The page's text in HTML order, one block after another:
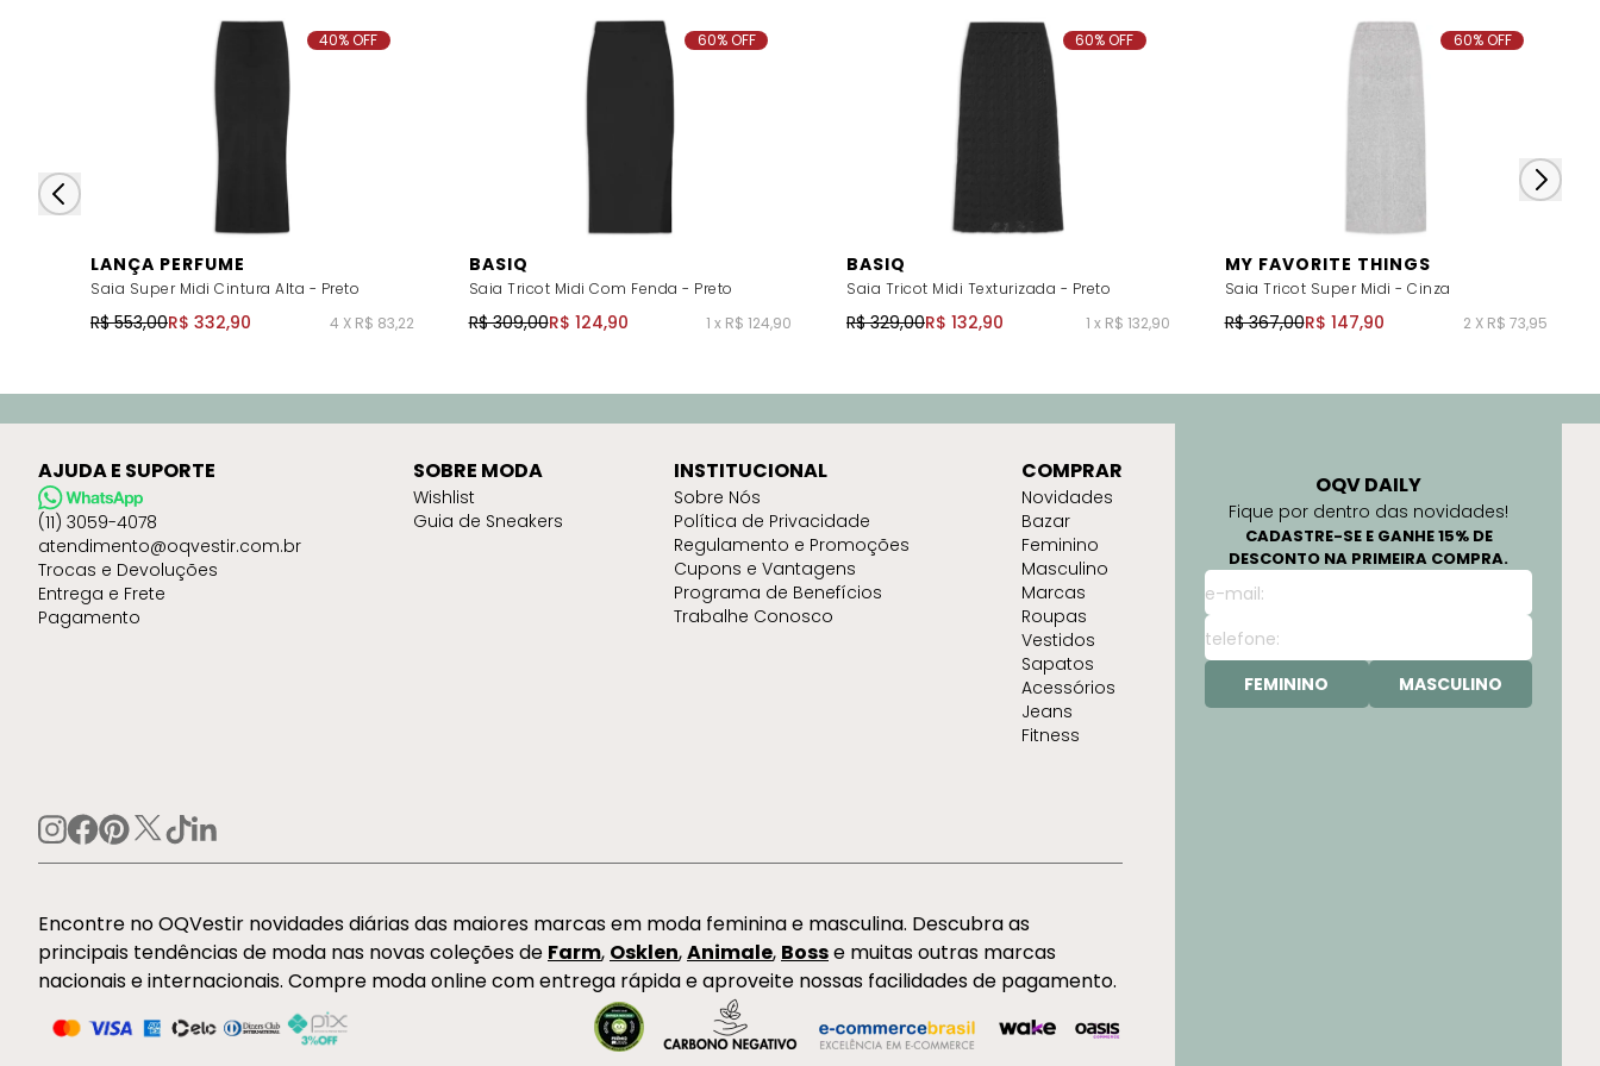
LANÇA PERFUME
Saia Super Midi Cintura Alta - Preto
R$ 553,00R$ 332,90 4 X R$ 83,22
40% OFF
BASIQ
Saia Tricot Midi Com Fenda - Preto
R$ 309,00R$ 124,90 1 x R$ 124,90
60% OFF
BASIQ
Saia Tricot Midi Texturizada - Preto
R$ 329,00R$ 132,90 1 x R$ 132,90
60% OFF
MY FAVORITE THINGS
Saia Tricot Super Midi - Cinza
R$ 367,00R$ 147,90 2 X R$ 73,95
60% OFF
OQV DAILY
Fique por dentro das novidades!
CADASTRE-SE E GANHE 15% DE
DESCONTO NA PRIMEIRA COMPRA.
FEMININO MASCULINO
AJUDA E SUPORTE
(11) 3059-4078
atendimento@oqvestir.com.br
Trocas e Devoluções
Entrega e Frete
Pagamento
SOBRE MODA
Wishlist
Guia de Sneakers
INSTITUCIONAL
Sobre Nós
Política de Privacidade
Regulamento e Promoções
Cupons e Vantagens
Programa de Benefícios
Trabalhe Conosco
COMPRAR
Novidades
Bazar
Feminino
Masculino
Marcas
Roupas
Vestidos
Sapatos
Acessórios
Jeans
Fitness
Encontre no OQVestir novidades diárias das maiores marcas em moda feminina e masculina. Descubra as
principais tendências de moda nas novas coleções de Farm, Osklen,Animale, Bosse muitas outras marcas
nacionais e internacionais. Compre moda online com entrega rápida e aproveite nossas facilidades de pagamento.